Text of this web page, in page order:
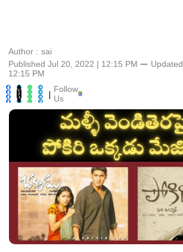
Author : sai
Published Jul 20, 2022 | 12:15 PM ⚊ Updated
12:15 PM
| Follow
Us